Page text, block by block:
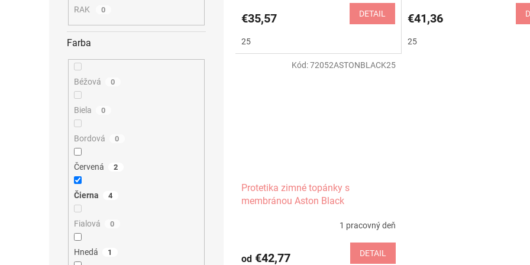
RAK 0
Farba
Béžová 0
Biela 0
Bordová 0
Červená 2
Čierna 4
Fialová 0
Hnedá 1
€35,57 DETAIL
25
€41,36
25
Protetika zimné topánky s
membránou Aston Black
1 pracovný deň
od €42,77 DETAIL
Kód:72052ASTONBLACK25